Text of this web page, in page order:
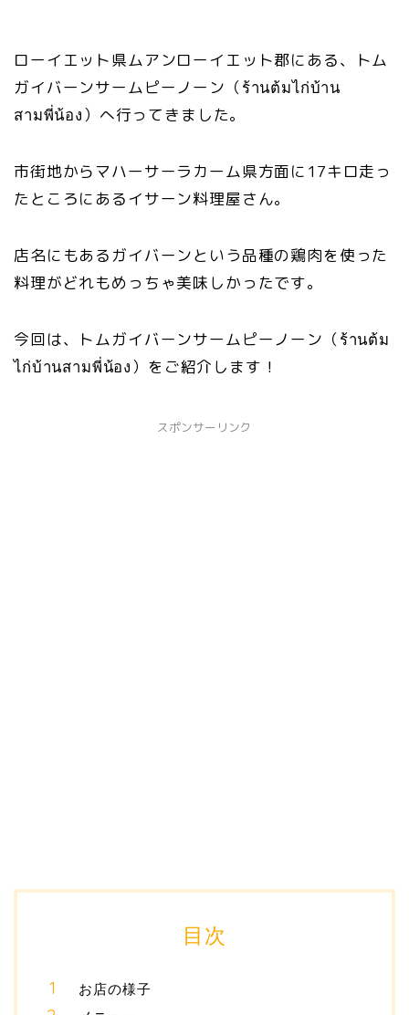
ローイエット県ムアンローイエット郡にある、トム
ガイバーンサームピーノーン（ร้านต้มไก่บ้าน
สามพี่น้อง）へ行ってきました。
市街地からマハーサーラカーム県方面に17キロ走っ
たところにあるイサーン料理屋さん。
店名にもあるガイバーンという品種の鶏肉を使った
料理がどれもめっちゃ美味しかったです。
今回は、トムガイバーンサームピーノーン（ร้านต้ม
ไก่บ้านสามพี่น้อง）をご紹介します！
スポンサーリンク
目次
お店の様子